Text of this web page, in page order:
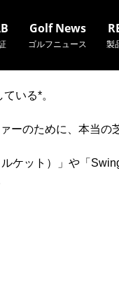
Golf News
ゴルフニュース 製
いる*。
ーのために、本当の
ケット）」や「
索